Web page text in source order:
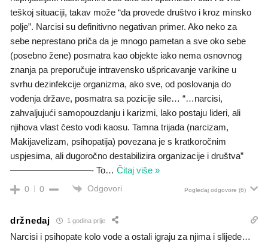
teškoj situaciji, takav može “da provede društvo i kroz minsko
polje”. Narcisi su definitivno negativan primer. Ako neko za
sebe neprestano priča da je mnogo pametan a sve oko sebe
(posebno žene) posmatra kao objekte iako nema osnovnog
znanja pa preporučuje intravensko ušpricavanje varikine u
svrhu dezinfekcije organizma, ako sve, od poslovanja do
vođenja države, posmatra sa pozicije sile… “…narcisi,
zahvaljujući samopouzdanju i karizmi, lako postaju lideri, ali
njihova vlast često vodi kaosu. Tamna trijada (narcizam,
Makijavelizam, psihopatija) povezana je s kratkoročnim
uspjesima, ali dugoročno destabilizira organizacije i društva”
—————————- To… Čitaj više »
0 0 Odgovori Pogledaj odgovore (6)
držnedaj 1 godina prije
Narcisi i psihopate kolo vode a ostali igraju za njima i slijede…